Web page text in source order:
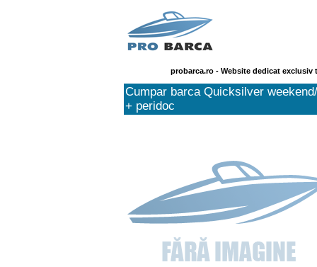
probarca.ro - Website dedicat
Cumpar barca Quicksilver
+ peridoc